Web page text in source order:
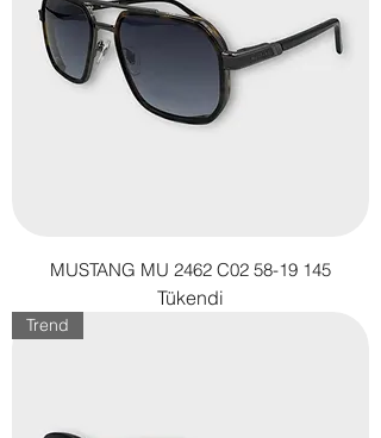
MUSTANG MU 2462 C02 58-19 145
Tükendi
Trend